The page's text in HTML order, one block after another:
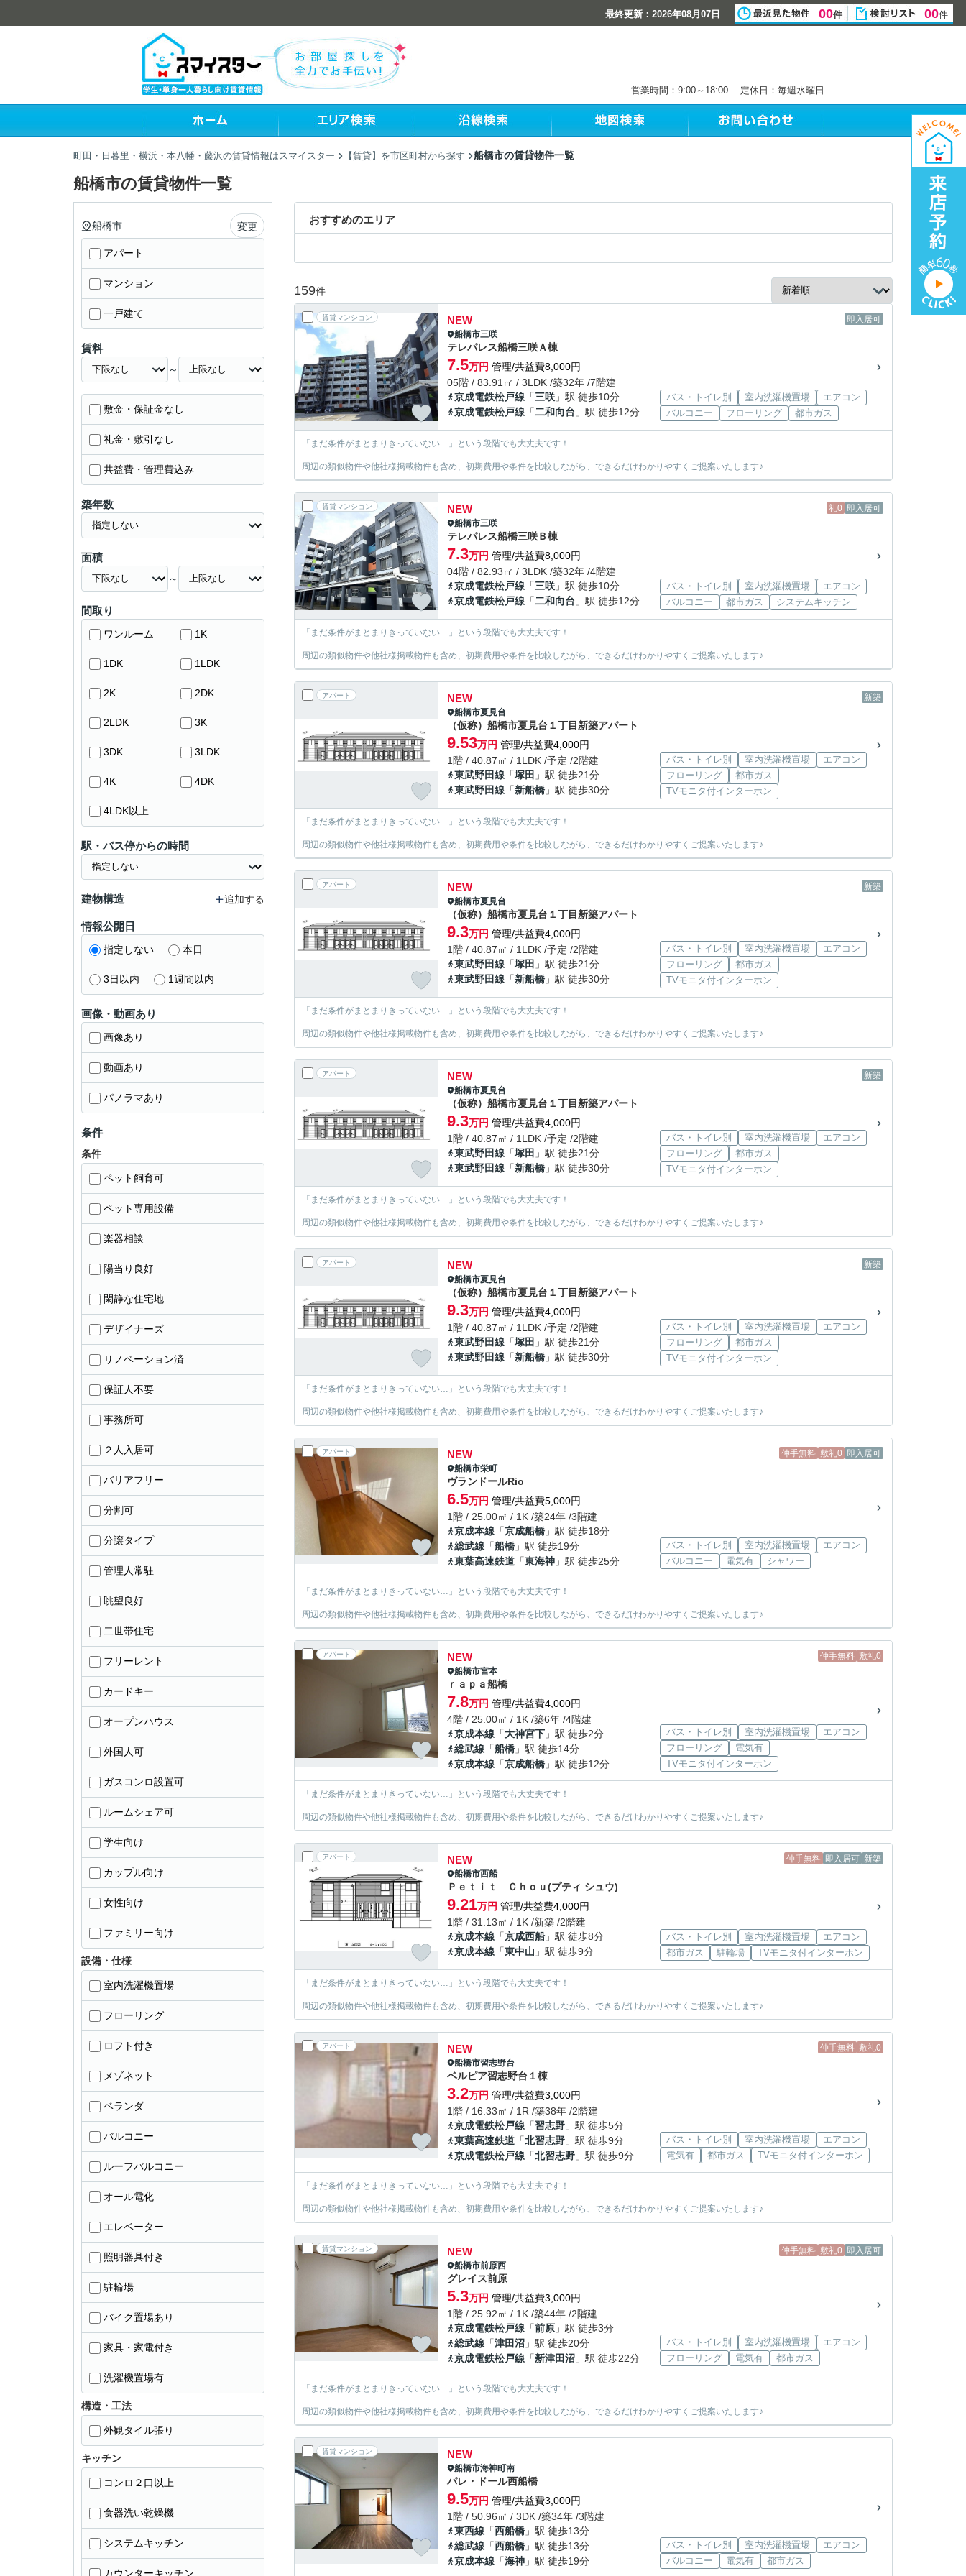
最終更新：2026年08月07日 00件 00件
営業時間：9:00～18:00 定休日：毎週水曜日
町田・日暮里・横浜・本八幡・藤沢の賃貸情報はスマイスター 【賃貸】を市区町村から探す 船橋市の賃貸物件一覧
船橋市の賃貸物件一覧
おすすめのエリア
159件
賃貸マンション 即入居可
NEW
船橋市三咲
テレパレス船橋三咲Ａ棟
7.5万円 管理/共益費8,000円
05階 / 83.91㎡ / 3LDK /築32年 /7階建
京成電鉄松戸線 「三咲 」駅 徒歩10分
京成電鉄松戸線 「二和向台 」駅 徒歩12分
バス・トイレ別 室内洗濯機置場
エアコン
バルコニー
フローリング 都市ガス
「まだ条件がまとまりきっていない…」という段階でも大丈夫です！
周辺の類似物件や他社様掲載物件も含め、初期費用や条件を比較しながら、できるだけわかりやすくご提案いたします♪
賃貸マンション 礼0 即入居可
NEW
船橋市三咲
テレパレス船橋三咲Ｂ棟
7.3万円 管理/共益費8,000円
04階 / 82.93㎡ / 3LDK /築32年 /4階建
京成電鉄松戸線 「三咲 」駅 徒歩10分
京成電鉄松戸線 「二和向台 」駅 徒歩12分
バス・トイレ別 室内洗濯機置場
エアコン
バルコニー
都市ガス システムキッチン
「まだ条件がまとまりきっていない…」という段階でも大丈夫です！
周辺の類似物件や他社様掲載物件も含め、初期費用や条件を比較しながら、できるだけわかりやすくご提案いたします♪
アパート 新築
NEW
船橋市夏見台
（仮称）船橋市夏見台１丁目新築アパート
9.53万円 管理/共益費4,000円
1階 / 40.87㎡ / 1LDK /予定 /2階建
東武野田線 「塚田 」駅 徒歩21分
東武野田線 「新船橋 」駅 徒歩30分
バス・トイレ別 室内洗濯機置場
エアコン
フローリング
都市ガス
TVモニタ付インターホン
「まだ条件がまとまりきっていない…」という段階でも大丈夫です！
周辺の類似物件や他社様掲載物件も含め、初期費用や条件を比較しながら、できるだけわかりやすくご提案いたします♪
アパート 新築
NEW
船橋市夏見台
（仮称）船橋市夏見台１丁目新築アパート
9.3万円 管理/共益費4,000円
1階 / 40.87㎡ / 1LDK /予定 /2階建
東武野田線 「塚田 」駅 徒歩21分
東武野田線 「新船橋 」駅 徒歩30分
バス・トイレ別 室内洗濯機置場
エアコン
フローリング
都市ガス
TVモニタ付インターホン
「まだ条件がまとまりきっていない…」という段階でも大丈夫です！
周辺の類似物件や他社様掲載物件も含め、初期費用や条件を比較しながら、できるだけわかりやすくご提案いたします♪
アパート 新築
NEW
船橋市夏見台
（仮称）船橋市夏見台１丁目新築アパート
9.3万円 管理/共益費4,000円
1階 / 40.87㎡ / 1LDK /予定 /2階建
東武野田線 「塚田 」駅 徒歩21分
東武野田線 「新船橋 」駅 徒歩30分
バス・トイレ別 室内洗濯機置場
エアコン
フローリング
都市ガス
TVモニタ付インターホン
「まだ条件がまとまりきっていない…」という段階でも大丈夫です！
周辺の類似物件や他社様掲載物件も含め、初期費用や条件を比較しながら、できるだけわかりやすくご提案いたします♪
アパート 新築
NEW
船橋市夏見台
（仮称）船橋市夏見台１丁目新築アパート
9.3万円 管理/共益費4,000円
1階 / 40.87㎡ / 1LDK /予定 /2階建
東武野田線 「塚田 」駅 徒歩21分
東武野田線 「新船橋 」駅 徒歩30分
バス・トイレ別 室内洗濯機置場
エアコン
フローリング
都市ガス
TVモニタ付インターホン
「まだ条件がまとまりきっていない…」という段階でも大丈夫です！
周辺の類似物件や他社様掲載物件も含め、初期費用や条件を比較しながら、できるだけわかりやすくご提案いたします♪
アパート 仲手無料 敷礼0 即入居可
NEW
船橋市栄町
ヴランドールRio
6.5万円 管理/共益費5,000円
1階 / 25.00㎡ / 1K /築24年 /3階建
京成本線 「京成船橋 」駅 徒歩18分
総武線 「船橋 」駅 徒歩19分
東葉高速鉄道 「東海神 」駅 徒歩25分
バス・トイレ別 室内洗濯機置場
エアコン
バルコニー
電気有 シャワー
「まだ条件がまとまりきっていない…」という段階でも大丈夫です！
周辺の類似物件や他社様掲載物件も含め、初期費用や条件を比較しながら、できるだけわかりやすくご提案いたします♪
アパート 仲手無料 敷礼0
NEW
船橋市宮本
ｒａｐａ船橋
7.8万円 管理/共益費4,000円
4階 / 25.00㎡ / 1K /築6年 /4階建
京成本線 「大神宮下 」駅 徒歩2分
総武線 「船橋 」駅 徒歩14分
京成本線 「京成船橋 」駅 徒歩12分
バス・トイレ別 室内洗濯機置場
エアコン
フローリング
電気有
TVモニタ付インターホン
「まだ条件がまとまりきっていない…」という段階でも大丈夫です！
周辺の類似物件や他社様掲載物件も含め、初期費用や条件を比較しながら、できるだけわかりやすくご提案いたします♪
アパート 仲手無料 即入居可 新築
NEW
船橋市西船
Ｐｅｔｉｔ Ｃｈｏｕ(プティ シュウ)
9.21万円 管理/共益費4,000円
1階 / 31.13㎡ / 1K /新築 /2階建
京成本線 「京成西船」駅 徒歩8分
京成本線 「東中山 」駅 徒歩9分
バス・トイレ別 室内洗濯機置場
エアコン
都市ガス
駐輪場 TVモニタ付インターホン
「まだ条件がまとまりきっていない…」という段階でも大丈夫です！
周辺の類似物件や他社様掲載物件も含め、初期費用や条件を比較しながら、できるだけわかりやすくご提案いたします♪
アパート 仲手無料 敷礼0
NEW
船橋市習志野台
ベルピア習志野台１棟
3.2万円 管理/共益費3,000円
1階 / 16.33㎡ / 1R /築38年 /2階建
京成電鉄松戸線 「習志野 」駅 徒歩5分
東葉高速鉄道 「北習志野 」駅 徒歩9分
京成電鉄松戸線 「北習志野 」駅 徒歩9分
バス・トイレ別 室内洗濯機置場
エアコン
電気有
都市ガス TVモニタ付インターホン
「まだ条件がまとまりきっていない…」という段階でも大丈夫です！
周辺の類似物件や他社様掲載物件も含め、初期費用や条件を比較しながら、できるだけわかりやすくご提案いたします♪
賃貸マンション 仲手無料 敷礼0 即入居可
NEW
船橋市前原西
グレイス前原
5.3万円 管理/共益費3,000円
1階 / 25.92㎡ / 1K /築44年 /2階建
京成電鉄松戸線 「前原 」駅 徒歩3分
総武線 「津田沼 」駅 徒歩20分
京成電鉄松戸線 「新津田沼 」駅 徒歩22分
バス・トイレ別 室内洗濯機置場
エアコン
フローリング
電気有 都市ガス
「まだ条件がまとまりきっていない…」という段階でも大丈夫です！
周辺の類似物件や他社様掲載物件も含め、初期費用や条件を比較しながら、できるだけわかりやすくご提案いたします♪
賃貸マンション NEW
船橋市海神町南
パレ・ドール西船橋
9.5万円 管理/共益費3,000円
1階 / 50.96㎡ / 3DK /築34年 /3階建
東西線 「西船橋 」駅 徒歩13分
総武線 「西船橋 」駅 徒歩13分
京成本線 「海神 」駅 徒歩19分
バス・トイレ別 室内洗濯機置場
エアコン
バルコニー
電気有 都市ガス
船橋市 変更
アパート
マンション
一戸建て
賃料
～
敷金・保証金なし
礼金・敷引なし
共益費・管理費込み
築年数
面積
～
間取り
ワンルーム 1K
1DK 1LDK
2K 2DK
2LDK 3K
3DK 3LDK
4K 4DK
4LDK以上
駅・バス停からの時間
建物構造 追加する
情報公開日
指定しない 本日
3日以内 1週間以内
画像・動画あり
画像あり
動画あり
パノラマあり
条件
条件
ペット飼育可
ペット専用設備
楽器相談
陽当り良好
閑静な住宅地
デザイナーズ
リノベーション済
保証人不要
事務所可
２人入居可
バリアフリー
分割可
分譲タイプ
管理人常駐
眺望良好
二世帯住宅
フリーレント
カードキー
オープンハウス
外国人可
ガスコンロ設置可
ルームシェア可
学生向け
カップル向け
女性向け
ファミリー向け
設備・仕様
室内洗濯機置場
フローリング
ロフト付き
メゾネット
ベランダ
バルコニー
ルーフバルコニー
オール電化
エレベーター
照明器具付き
駐輪場
バイク置場あり
家具・家電付き
洗濯機置場有
構造・工法
外観タイル張り
キッチン
コンロ２口以上
食器洗い乾燥機
システムキッチン
カウンターキッチン